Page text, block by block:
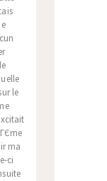
le
ma
ci